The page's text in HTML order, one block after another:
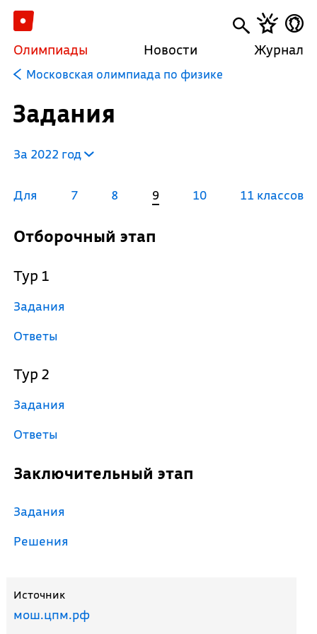
Олимпиады Новости Журнал
Московская олимпиада по физике
Задания
За 2022 год
Для 7 8 9 10 11 классов
Отборочный этап
Тур 1
Задания
Ответы
Тур 2
Задания
Ответы
Заключительный этап
Задания
Решения
Источник
мош.цпм.рф